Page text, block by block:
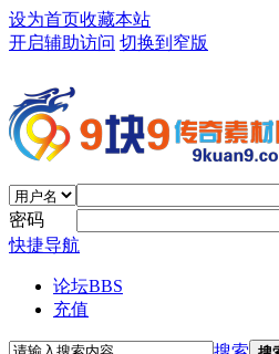
设为首页收藏本站
开启辅助访问 切换到窄版
密码
快捷导航
论坛BBS
充值